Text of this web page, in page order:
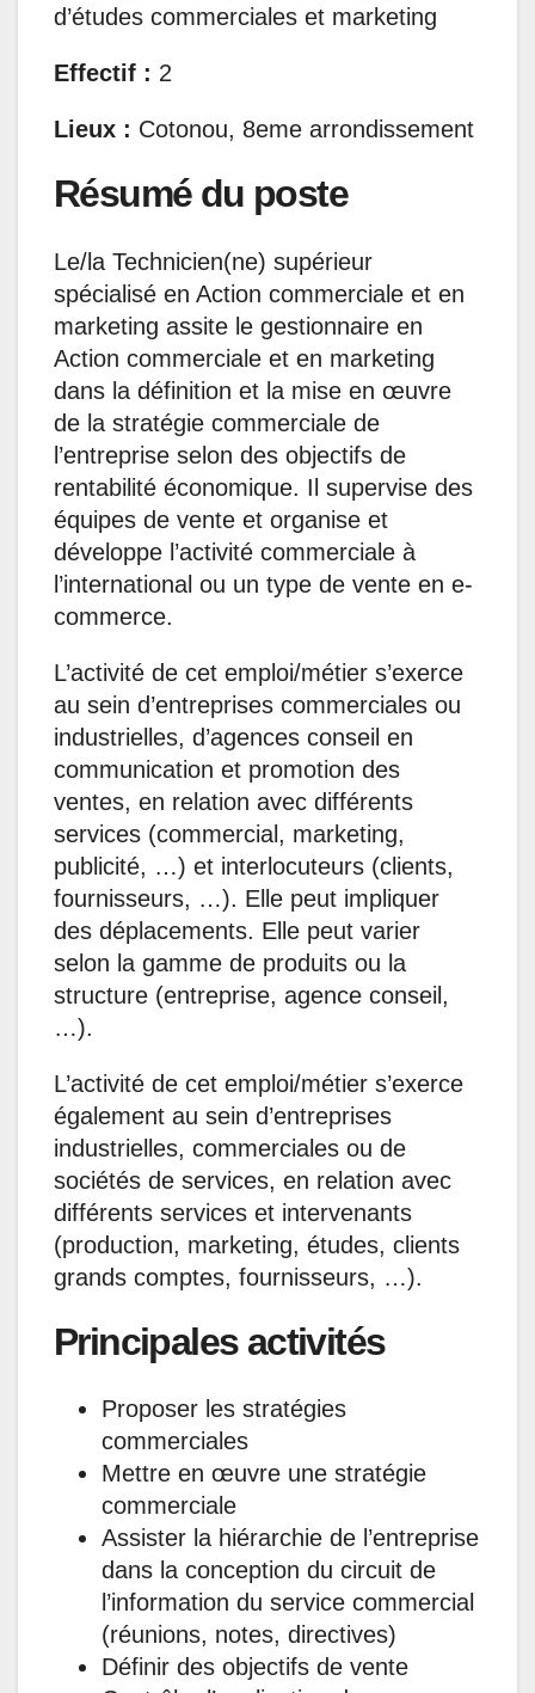
d’études commerciales et marketing
Effectif : 2
Lieux : Cotonou, 8eme arrondissement
Résumé du poste
Le/la Technicien(ne) supérieur
spécialisé en Action commerciale et en
marketing assite le gestionnaire en
Action commerciale et en marketing
dans la définition et la mise en œuvre
de la stratégie commerciale de
l’entreprise selon des objectifs de
rentabilité économique. Il supervise des
équipes de vente et organise et
développe l’activité commerciale à
l’international ou un type de vente en e-
commerce.
L’activité de cet emploi/métier s’exerce
au sein d’entreprises commerciales ou
industrielles, d’agences conseil en
communication et promotion des
ventes, en relation avec différents
services (commercial, marketing,
publicité, …) et interlocuteurs (clients,
fournisseurs, …). Elle peut impliquer
des déplacements. Elle peut varier
selon la gamme de produits ou la
structure (entreprise, agence conseil,
…).
L’activité de cet emploi/métier s’exerce
également au sein d’entreprises
industrielles, commerciales ou de
sociétés de services, en relation avec
différents services et intervenants
(production, marketing, études, clients
grands comptes, fournisseurs, …).
Principales activités
Proposer les stratégies
commerciales
Mettre en œuvre une stratégie
commerciale
Assister la hiérarchie de l’entreprise
dans la conception du circuit de
l’information du service commercial
(réunions, notes, directives)
Définir des objectifs de vente